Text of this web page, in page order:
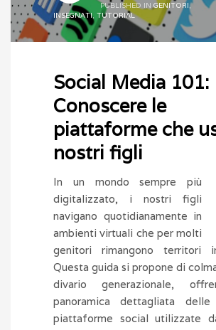
PUBLISHED IN GENITORI,
INSEGNATI, TUTORIAL
Social Media 101:
Conoscere le
piattaforme che
nostri figli
In un mondo sempre più
digitalizzato, i nostri figli
navigano quotidianamente in
ambienti virtuali che per molti
genitori rimangono territori
Questa guida si propone di
divario generazionale,
panoramica dettagliata delle
piattaforme social utilizzate